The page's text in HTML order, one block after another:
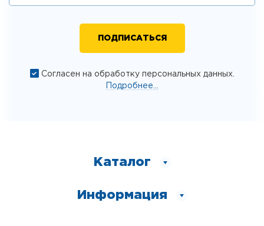
Согласен на обработку персональных данных.
Подробнее...
Каталог
Информация